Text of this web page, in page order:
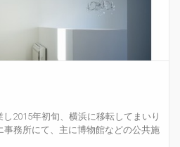
2015年初旬、横浜に移転してまいり
事務所にて、主に博物館などの公共施